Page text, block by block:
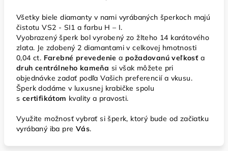
Všetky biele diamanty v nami vyrábaných šperkoch majú
čistotu VS2 - SI1 a farbu H – I.
Vyobrazený šperk bol vyrobený zo žlteho 14 karátového
zlata. Je zdobený 2 diamantami v celkovej hmotnosti
0,04 ct. Farebné prevedenie apožadovanú veľkosť a
druh centrálneho kameňa si však môžete pri
objednávke zadať podľa Vašich preferencií a vkusu.
Šperk dodáme v luxusnej krabičke spolu
s certifikátom kvality a pravosti.
Využite možnosť vybrať si šperk, ktorý bude od začiatku
vyrábaný iba pre Vás.